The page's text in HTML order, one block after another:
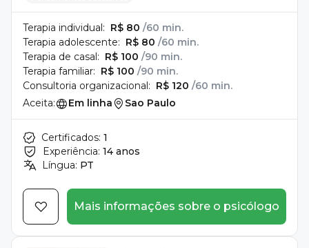
Terapia individual: R$ 80 /60 min.
Terapia adolescente: R$ 80 /60 min.
Terapia de casal: R$ 100 /90 min.
Terapia familiar: R$ 100 /90 min.
Consultoria organizacional: R$ 120 /60 min.
Aceita:
Em linha Sao Paulo
Certificados: 1
Experiência: 14 anos
Língua: PT
Mais informações sobre o psicólogo